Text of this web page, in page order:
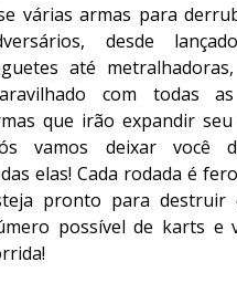
várias armas para
desde
até
com todas
que irão expandir seu
vamos deixar você
elas! Cada rodada é
pronto para destruir
possível de karts e